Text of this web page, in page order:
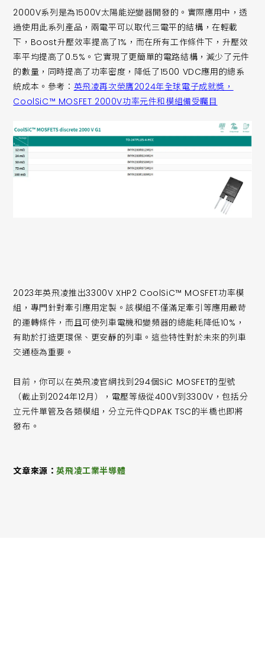
2000V系列是為1500V太陽能逆變器開發的。實際應用中，透
過使用此系列產品，兩電平可以取代三電平的結構，在輕載
下，Boost升壓效率提高了1%，而在所有工作條件下，升壓效
率平均提高了0.5%。它實現了更簡單的電路結構，減少了元件
的數量，同時提高了功率密度，降低了1500 VDC應用的總系
統成本。參考： 英飛凌再次榮膺2024年全球電子成就獎，
CoolSiC™ MOSFET 2000V功率元件和模組備受矚目
2023年英飛凌推出3300V XHP2 CoolSiC™ MOSFET功率模
組，專門針對牽引應用定製。該模組不僅滿足牽引等應用嚴苛
的運轉條件，而且可使列車電機和變頻器的總能耗降低10%，
有助於打造更環保、更安靜的列車。這些特性對於未來的列車
交通極為重要。
目前，你可以在英飛凌官網找到294個SiC MOSFET的型號
（截止到2024年12月），電壓等級從400V到3300V，包括分
立元件單管及各類模組，分立元件QDPAK TSC的半橋也即將
發布。
文章來源：英飛凌工業半導體